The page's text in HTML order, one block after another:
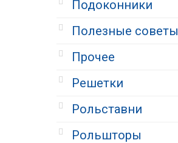
Подоконники
Полезные советы
Прочее
Решетки
Рольставни
Рольшторы